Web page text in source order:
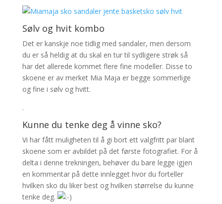
Sølv og hvit kombo
Det er kanskje noe tidlig med sandaler, men dersom
du er så heldig at du skal en tur til sydligere strøk så
har det allerede kommet flere fine modeller. Disse to
skoene er av merket Mia Maja er begge sommerlige
og fine i sølv og hvitt.
.
Kunne du tenke deg å vinne sko?
Vi har fått muligheten til å gi bort ett valgfritt par blant
skoene som er avbildet på det første fotografiet. For å
delta i denne trekningen, behøver du bare legge igjen
en kommentar på dette innlegget hvor du forteller
hvilken sko du liker best og hvilken størrelse du kunne
tenke deg.